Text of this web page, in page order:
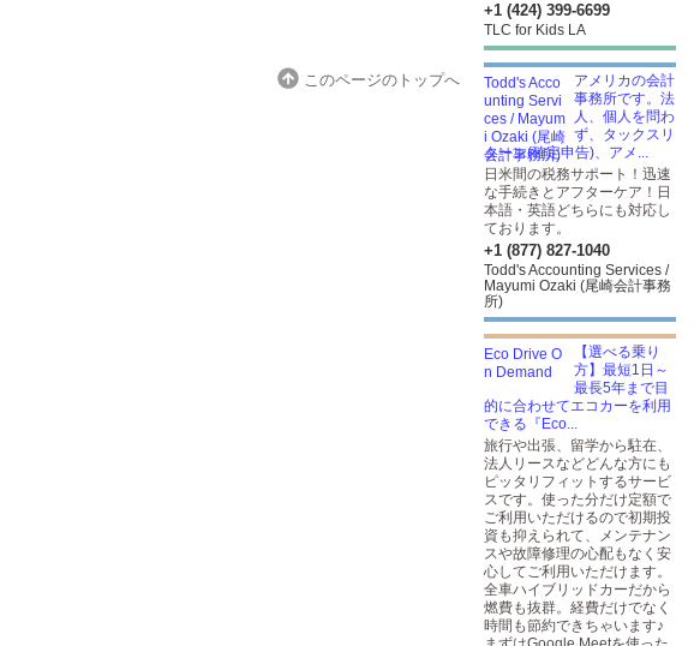
このページのトップへ
+1 (424) 399-6699
TLC for Kids LA
アメリカの会計
事務所です。法
人、個人を問わ
ず、タックスリ
ターン(確定申告)、アメ...
日米間の税務サポート！迅速
な手続きとアフターケア！日
本語・英語どちらにも対応し
ております。
+1 (877) 827-1040
Todd's Accounting Services /
Mayumi Ozaki (尾崎会計事務
所)
【選べる乗り
方】最短1日～
最長5年まで目
的に合わせてエコカーを利用
できる『Eco...
旅行や出張、留学から駐在、
法人リースなどどんな方にも
ピッタリフィットするサービ
スです。使った分だけ定額で
ご利用いただけるので初期投
資も抑えられて、メンテナン
スや故障修理の心配もなく安
心してご利用いただけます。
全車ハイブリッドカーだから
燃費も抜群。経費だけでなく
時間も節約できちゃいます♪